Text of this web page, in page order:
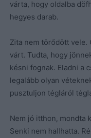
várta, hogy oldalba
hegyes darab.
Zita nem törődött vele.
várt. Tudta, hogy
késni fognak. Eladni a
legalább olyan
pusztuljon tégláról
Nem jó itthon, mondta
Senki nem hallhatta.